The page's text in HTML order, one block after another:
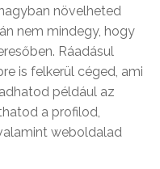
növelheted
nem mindegy, hogy
Ráadásul
is felkerül céged, ami
például az
a profilod,
weboldalad